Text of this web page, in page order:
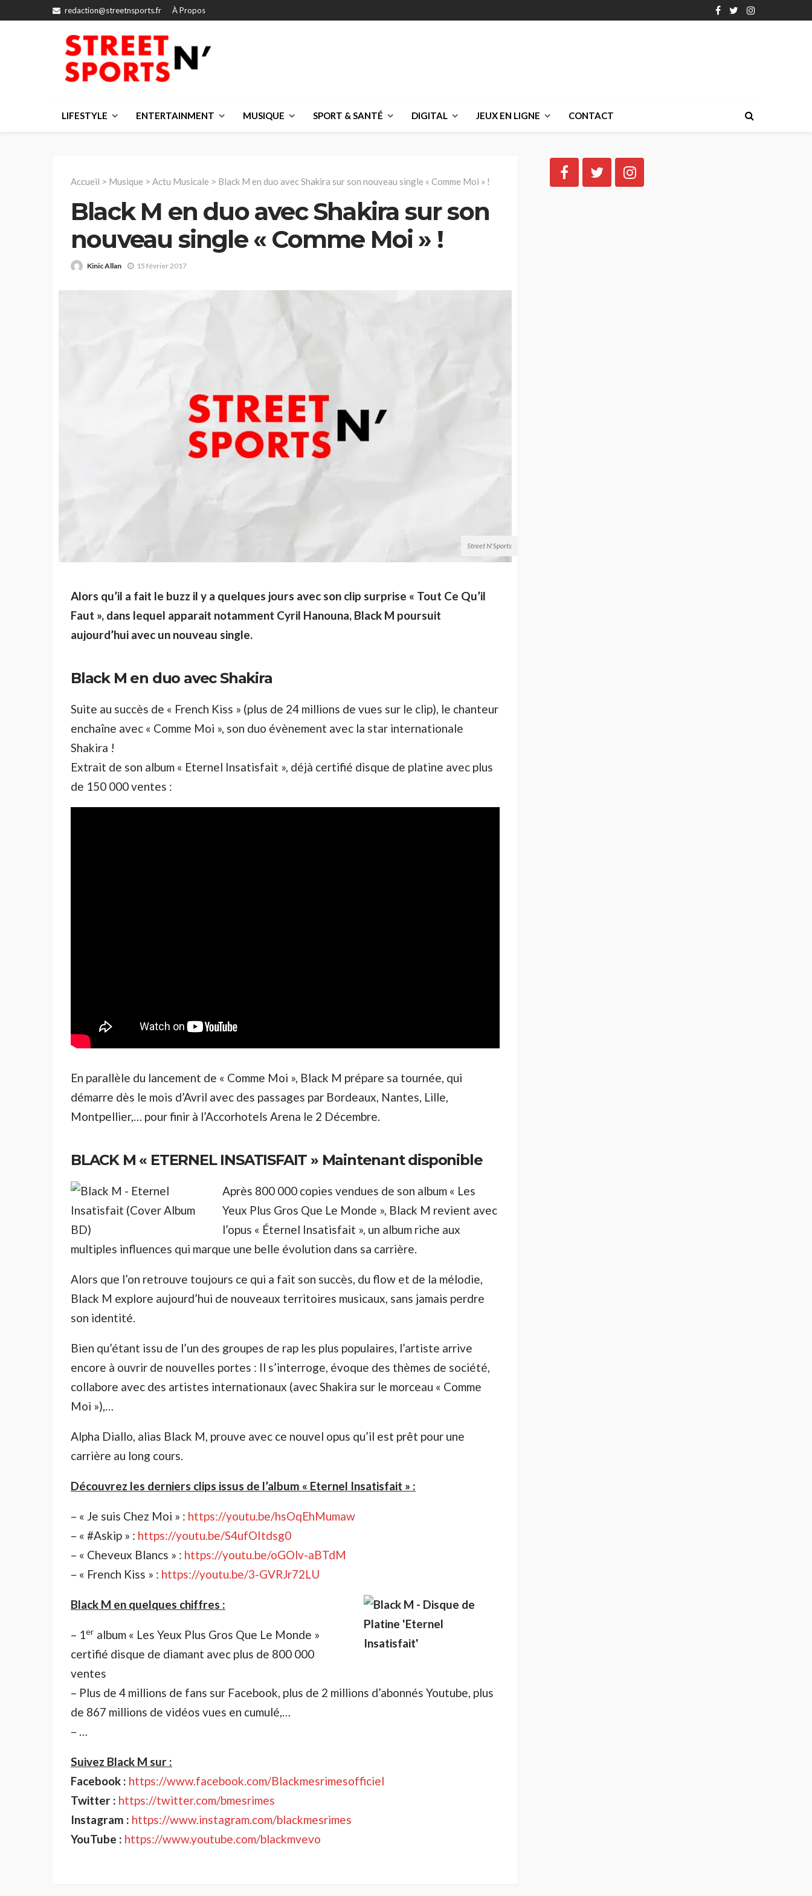
redaction@streetnsports.fr À Propos
LIFESTYLE ENTERTAINMENT MUSIQUE SPORT & SANTÉ DIGITAL JEUX EN LIGNE CONTACT
Accueil > Musique > Actu Musicale > Black M en duo avec Shakira sur son nouveau single « Comme Moi » !
Black M en duo avec Shakira sur son
nouveau single « Comme Moi » !
Kinic Allan 15 février 2017
Street N'Sports
Alors qu’il a fait le buzz il y a quelques jours avec son clip surprise « Tout Ce Qu’il
Faut », dans lequel apparait notamment Cyril Hanouna, Black M poursuit
aujourd’hui avec un nouveau single.
Black M en duo avec Shakira
Suite au succès de « French Kiss » (plus de 24 millions de vues sur le clip), le chanteur
enchaîne avec « Comme Moi », son duo évènement avec la star internationale
Shakira !
Extrait de son album « Eternel Insatisfait », déjà certifié disque de platine avec plus
de 150 000 ventes :
En parallèle du lancement de « Comme Moi », Black M prépare sa tournée, qui
démarre dès le mois d’Avril avec des passages par Bordeaux, Nantes, Lille,
Montpellier,… pour finir à l’Accorhotels Arena le 2 Décembre.
BLACK M « ETERNEL INSATISFAIT » Maintenant disponible
Après 800 000 copies vendues de son album « Les
Yeux Plus Gros Que Le Monde », Black M revient avec
l’opus « Éternel Insatisfait », un album riche aux
multiples influences qui marque une belle évolution dans sa carrière.
Alors que l’on retrouve toujours ce qui a fait son succès, du flow et de la mélodie,
Black M explore aujourd’hui de nouveaux territoires musicaux, sans jamais perdre
son identité.
Bien qu’étant issu de l’un des groupes de rap les plus populaires, l’artiste arrive
encore à ouvrir de nouvelles portes : Il s’interroge, évoque des thèmes de société,
collabore avec des artistes internationaux (avec Shakira sur le morceau « Comme
Moi »),…
Alpha Diallo, alias Black M, prouve avec ce nouvel opus qu’il est prêt pour une
carrière au long cours.
Découvrez les derniers clips issus de l’album « Eternel Insatisfait » :
– « Je suis Chez Moi » : https://youtu.be/hsOqEhMumaw
– « #Askip » : https://youtu.be/S4ufOItdsg0
– « Cheveux Blancs » : https://youtu.be/oGOlv-aBTdM
– « French Kiss » : https://youtu.be/3-GVRJr72LU
Black M en quelques chiffres :
– 1er album « Les Yeux Plus Gros Que Le Monde »
certifié disque de diamant avec plus de 800 000
ventes
– Plus de 4 millions de fans sur Facebook, plus de 2 millions d’abonnés Youtube, plus
de 867 millions de vidéos vues en cumulé,…
– …
Suivez Black M sur :
Facebook : https://www.facebook.com/Blackmesrimesofficiel
Twitter : https://twitter.com/bmesrimes
Instagram : https://www.instagram.com/blackmesrimes
YouTube : https://www.youtube.com/blackmvevo